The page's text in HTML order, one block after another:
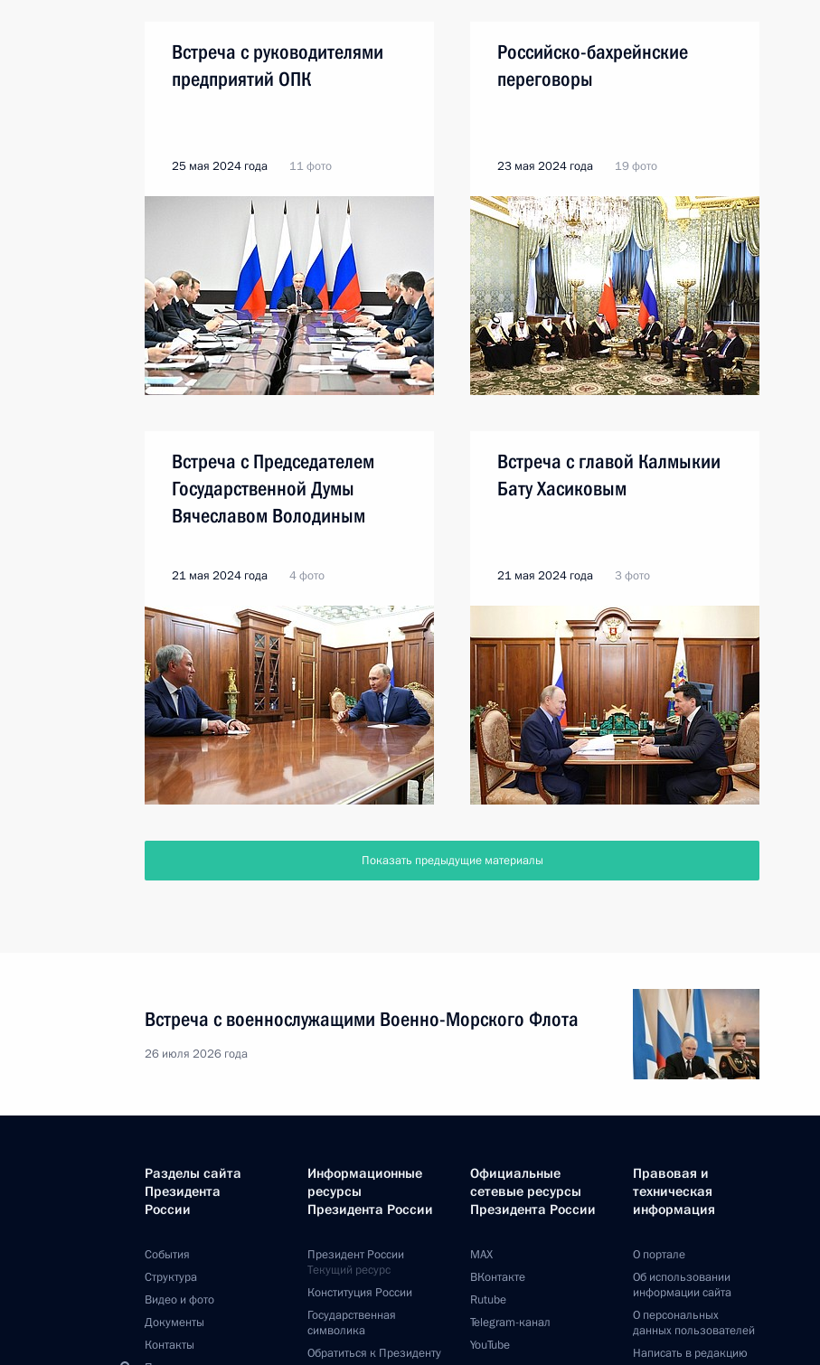
Встреча с руководителями
предприятий ОПК
25 мая 2024 года 11 фото
Российско-бахрейнские
переговоры
23 мая 2024 года 19 фото
Встреча с Председателем
Государственной Думы
Вячеславом Володиным
21 мая 2024 года 4 фото
Встреча с главой Калмыкии
Бату Хасиковым
21 мая 2024 года 3 фото
Показать предыдущие материалы
Встреча с военнослужащими Военно-Морского Флота
26 июля 2026 года
Разделы сайта
Президента
России
События
Структура
Видео и фото
Документы
Контакты
Информационные
ресурсы
Президента России
Президент России
Текущий ресурс
Конституция России
Государственная
символика
Обратиться к Президенту
Официальные
сетевые ресурсы
Президента России
MAX
ВКонтакте
Rutube
Telegram-канал
YouTube
Правовая и
техническая
информация
О портале
Об использовании
информации сайта
О персональных
данных пользователей
Написать в редакцию